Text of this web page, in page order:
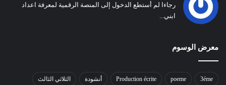
رجاءا لم أستطع الدخول إلى المنصة الرقمية لمعرفة اعداد
ابني...
معرض الوسوم
3éme
poeme
Production écrite أنشودة الثلاثي الثالث